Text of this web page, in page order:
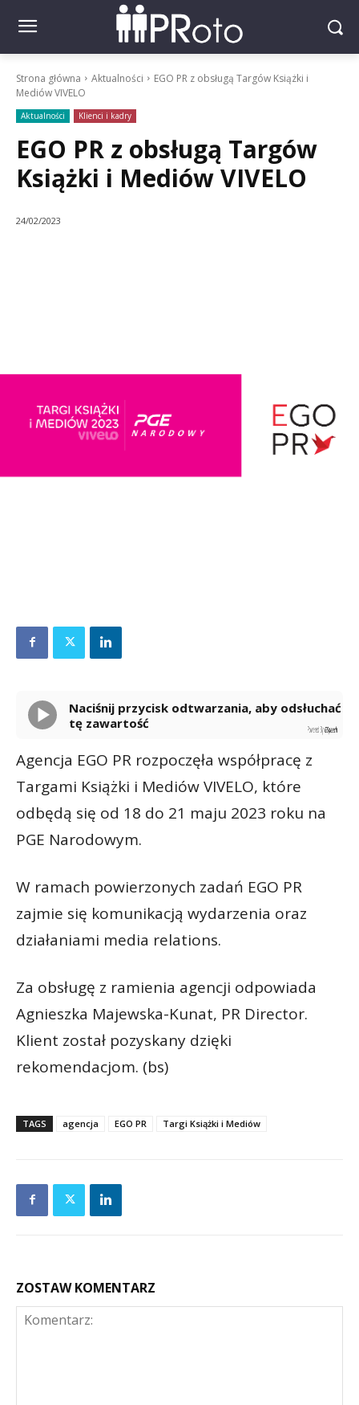
Strona główna Aktualności
EGO PR z obsługą Targów Książki i
Mediów VIVELO
Aktualności Klienci i kadry
EGO PR z obsługą Targów
Książki i Mediów VIVELO
24/02/2023
Naciśnij przycisk odtwarzania, aby odsłuchać
tę zawartość
GSpeech
Agencja EGO PR rozpoczęła współpracę z
Targami Książki i Mediów VIVELO, które
odbędą się od 18 do 21 maju 2023 roku na
PGE Narodowym.
W ramach powierzonych zadań EGO PR
zajmie się komunikacją wydarzenia oraz
działaniami media relations.
Za obsługę z ramienia agencji odpowiada
Agnieszka Majewska-Kunat, PR Director.
Klient został pozyskany dzięki
rekomendacjom. (bs)
TAGS agencja EGO PR Targi Książki i Mediów
ZOSTAW KOMENTARZ